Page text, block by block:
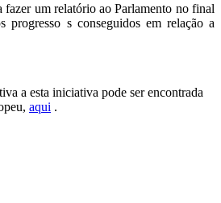
fazer um relatório ao Parlamento no final
progresso s conseguidos em relação a
a esta iniciativa pode ser encontrada
aqui .